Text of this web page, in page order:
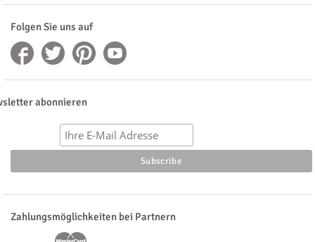
Folgen Sie uns auf
abonnieren
Zahlungsmöglichkeiten bei Partnern